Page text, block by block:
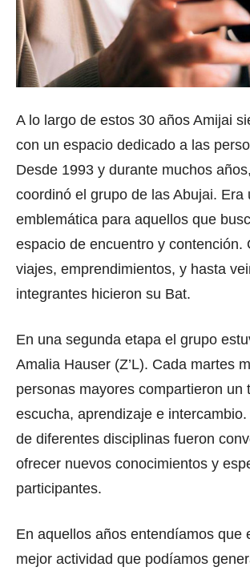
A lo largo de estos 30 años Amijai
con un espacio dedicado a las
Desde 1993 y durante muchos
coordinó el grupo de las Abujai. Era
emblemática para aquellos que
espacio de encuentro y contención.
viajes, emprendimientos, y hasta
integrantes hicieron su Bat.
En una segunda etapa el grupo
Amalia Hauser (Z’L). Cada martes
personas mayores compartieron un
escucha, aprendizaje e
de diferentes disciplinas fueron
ofrecer nuevos conocimientos y
participantes.
En aquellos años entendíamos que
mejor actividad que podíamos